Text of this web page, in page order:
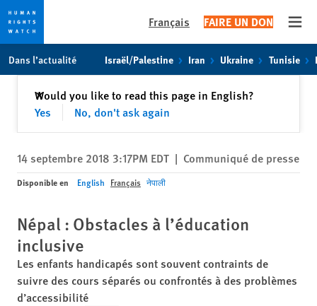
toto
content
Français FAIRE UN DON
Dans l’actualité Israël/Palestine Iran Ukraine Tunisie
Would you like to read this page in English?
Yes
No, don't ask again
✕Fermer
14 septembre 2018 3:17PM EDT | Communiqué de presse
Disponible en English Français नेपाली
Népal : Obstacles à l’éducation
inclusive
Les enfants handicapés sont souvent contraints de
suivre des cours séparés ou confrontés à des problèmes
d’accessibilité